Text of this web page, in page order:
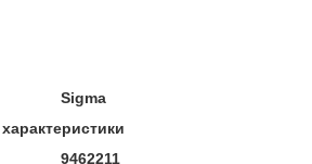
Sigma
9462211